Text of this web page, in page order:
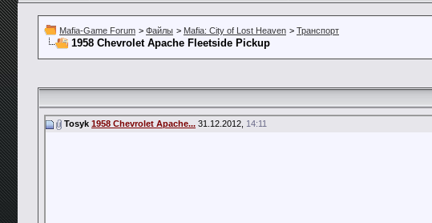
Mafia-Game Forum > Файлы > Mafia: City of Lost Heaven > Транспорт
1958 Chevrolet Apache Fleetside Pickup
Tosyk 1958 Chevrolet Apache... 31.12.2012, 14:11